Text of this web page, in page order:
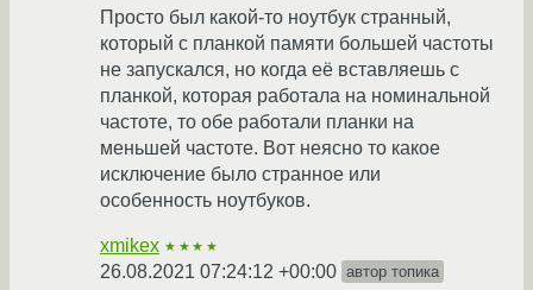
Просто был какой-то ноутбук странный,
который с планкой памяти большей частоты
не запускался, но когда её вставляешь с
планкой, которая работала на номинальной
частоте, то обе работали планки на
меньшей частоте. Вот неясно то какое
исключение было странное или
особенность ноутбуков.
xmikex ★★★★
26.08.2021 07:24:12 +00:00 автор топика